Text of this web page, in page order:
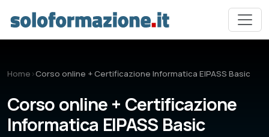
Home ›Corso online + Certificazione Informatica EIPASS Basic
Corso online + Certificazione
Informatica EIPASS Basic